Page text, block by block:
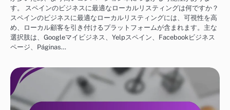
す。 スペインのビジネスに最適なローカルリスティングは何ですか？
スペインのビジネスに最適なローカルリスティングには、可視性を高
め、ローカル顧客を引き付けるプラットフォームが含まれます。主な
選択肢は、Googleマイビジネス、Yelpスペイン、Facebookビジネス
ページ、Páginas…